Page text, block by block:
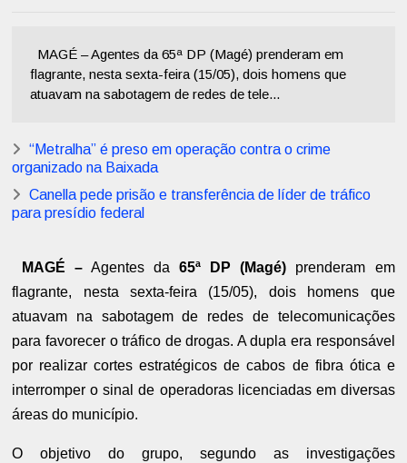
MAGÉ – Agentes da 65ª DP (Magé) prenderam em
flagrante, nesta sexta-feira (15/05), dois homens que
atuavam na sabotagem de redes de tele...
“Metralha” é preso em operação contra o crime
organizado na Baixada
Canella pede prisão e transferência de líder de tráfico
para presídio federal
MAGÉ –Agentes da65ª DP (Magé) prenderam em
flagrante, nesta sexta-feira (15/05), dois homens que
atuavam na sabotagem de redes de telecomunicações
para favorecer o tráfico de drogas. A dupla era responsável
por realizar cortes estratégicos de cabos de fibra ótica e
interromper o sinal de operadoras licenciadas em diversas
áreas do município.
O objetivo do grupo, segundo as investigações